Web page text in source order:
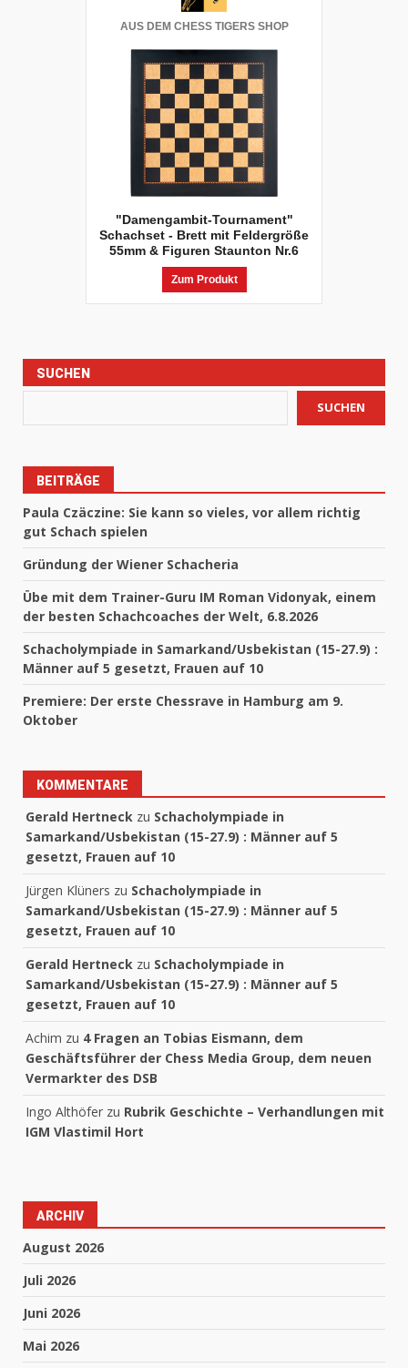
AUS DEM CHESS TIGERS SHOP
"Damengambit-Tournament"
Schachset - Brett mit Feldergröße
55mm & Figuren Staunton Nr.6
Zum Produkt
SUCHEN
SUCHEN
BEITRÄGE
Paula Czäczine: Sie kann so vieles, vor allem richtig
gut Schach spielen
Gründung der Wiener Schacheria
Übe mit dem Trainer-Guru IM Roman Vidonyak, einem
der besten Schachcoaches der Welt, 6.8.2026
Schacholympiade in Samarkand/Usbekistan (15-27.9) :
Männer auf 5 gesetzt, Frauen auf 10
Premiere: Der erste Chessrave in Hamburg am 9.
Oktober
KOMMENTARE
Gerald Hertneck zu Schacholympiade in
Samarkand/Usbekistan (15-27.9) : Männer auf 5
gesetzt, Frauen auf 10
Jürgen Klüners zu Schacholympiade in
Samarkand/Usbekistan (15-27.9) : Männer auf 5
gesetzt, Frauen auf 10
Gerald Hertneck zu Schacholympiade in
Samarkand/Usbekistan (15-27.9) : Männer auf 5
gesetzt, Frauen auf 10
Achim zu 4 Fragen an Tobias Eismann, dem
Geschäftsführer der Chess Media Group, dem neuen
Vermarkter des DSB
Ingo Althöfer zu Rubrik Geschichte – Verhandlungen mit
IGM Vlastimil Hort
ARCHIV
August 2026
Juli 2026
Juni 2026
Mai 2026